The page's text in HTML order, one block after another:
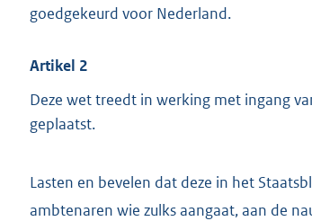
goedgekeurd voor Nederland.
Artikel 2
Deze wet treedt in werking met ingang
geplaatst.
Lasten en bevelen dat deze in het
ambtenaren wie zulks aangaat, aan de